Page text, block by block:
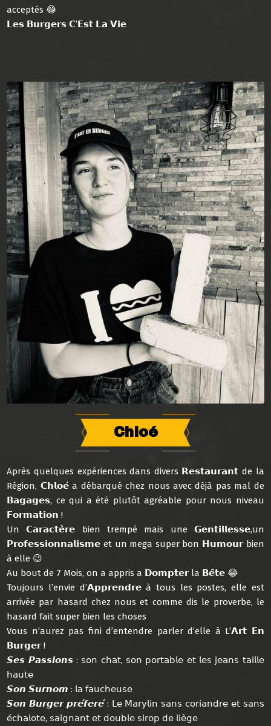
acceptés 😂
𝗟𝗲𝘀 𝗕𝘂𝗿𝗴𝗲𝗿𝘀 𝗖’𝗘𝘀𝘁 𝗟𝗮 𝗩𝗶𝗲
Chloé
Après quelques expériences dans divers 𝗥𝗲𝘀𝘁𝗮𝘂𝗿𝗮𝗻𝘁 de la
Région, 𝗖𝗵𝗹𝗼𝗲́ a débarqué chez nous avec déjà pas mal de
𝗕𝗮𝗴𝗮𝗴𝗲𝘀, ce qui a été plutôt agréable pour nous niveau
𝗙𝗼𝗿𝗺𝗮𝘁𝗶𝗼𝗻 !
Un 𝗖𝗮𝗿𝗮𝗰𝘁𝗲̀𝗿𝗲 bien trempé mais une 𝗚𝗲𝗻𝘁𝗶𝗹𝗹𝗲𝘀𝘀𝗲,un
𝗣𝗿𝗼𝗳𝗲𝘀𝘀𝗶𝗼𝗻𝗻𝗮𝗹𝗶𝘀𝗺𝗲 et un mega super bon 𝗛𝘂𝗺𝗼𝘂𝗿 bien
à elle 😉
Au bout de 7 Mois, on a appris a 𝗗𝗼𝗺𝗽𝘁𝗲𝗿 la 𝗕𝗲̂𝘁𝗲 😂
Toujours l’envie d’𝗔𝗽𝗽𝗿𝗲𝗻𝗱𝗿𝗲 à tous les postes, elle est
arrivée par hasard chez nous et comme dis le proverbe, le
hasard fait super bien les choses
Vous n’aurez pas fini d’entendre parler d’elle à L’𝗔𝗿𝘁 𝗘𝗻
𝗕𝘂𝗿𝗴𝗲𝗿 !
𝙎𝙚𝙨 𝙋𝙖𝙨𝙨𝙞𝙤𝙣𝙨 : 𝗌𝗈𝗇 𝖼𝗁𝖺𝗍, 𝗌𝗈𝗇 𝗉𝗈𝗋𝗍𝖺𝖻𝗅𝖾 𝖾𝗍 𝗅𝖾𝗌 𝗃𝖾𝖺𝗇𝗌 𝗍𝖺𝗂𝗅𝗅𝖾
𝗁𝖺𝗎𝗍𝖾
𝙎𝙤𝙣 𝙎𝙪𝙧𝙣𝙤𝙢 : 𝗅𝖺 𝖿𝖺𝗎𝖼𝗁𝖾𝗎𝗌𝖾
𝙎𝙤𝙣 𝘽𝙪𝙧𝙜𝙚𝙧 𝙥𝙧𝙚́𝙛𝙚𝙧𝙚́ : 𝖫𝖾 𝖬𝖺𝗋𝗒𝗅𝗂𝗇 𝗌𝖺𝗇𝗌 𝖼𝗈𝗋𝗂𝖺𝗇𝖽𝗋𝖾 𝖾𝗍 𝗌𝖺𝗇𝗌
𝖾́𝖼𝗁𝖺𝗅𝗈𝗍𝖾, 𝗌𝖺𝗂𝗀𝗇𝖺𝗇𝗍 𝖾𝗍 𝖽𝗈𝗎𝖻𝗅𝖾 𝗌𝗂𝗋𝗈𝗉 𝖽𝖾 𝗅𝗂𝖾̀𝗀𝖾